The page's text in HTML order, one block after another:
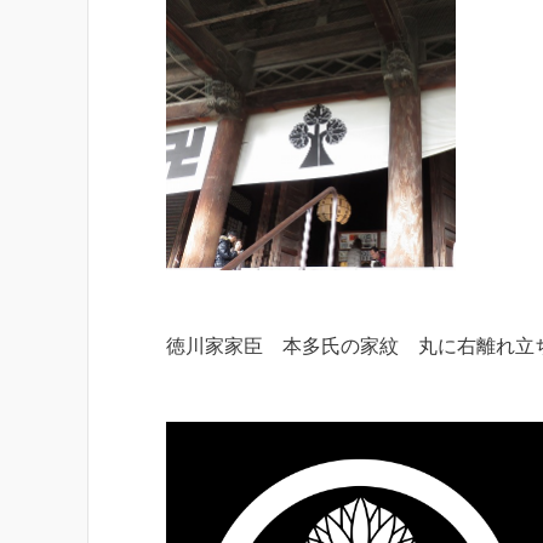
徳川家家臣 本多氏の家紋 丸に右離れ立